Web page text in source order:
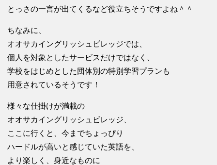
とっさの一言が出てくるなど役立ちそうですよね＾＾
ちなみに、
オオサカイングリッシュビレッジでは、
個人を対象としたサービスだけではなく、
学校をはじめとした団体別の特別学習プランも
用意されているそうです！
様々な仕掛けが満載の
オオサカイングリッシュビレッジ、
ここに行くと、今までちょっぴり
ハードルが高いと感じていた英語を、
より楽しく、身近なものに